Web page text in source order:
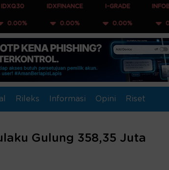
IDXFINANCE
0.00%
I-GRADE
0.00%
INFOBANK15
0.00%
Rileks Informasi Opini Riset
Gulung 358,35 Juta